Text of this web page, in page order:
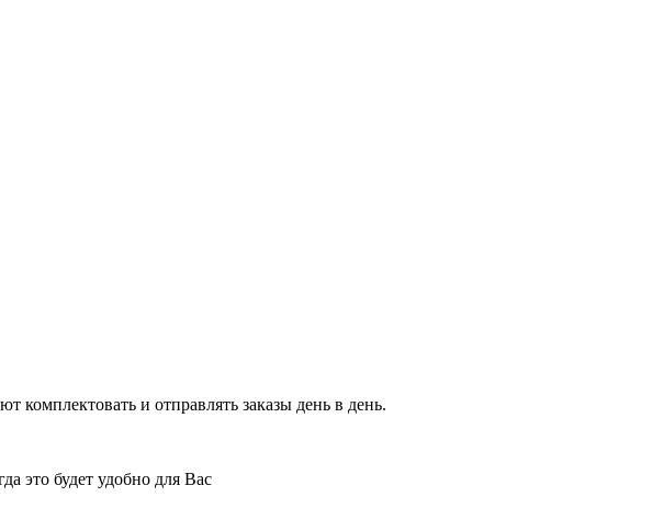
комплектовать и отправлять заказы день в день.
это будет удобно для Вас